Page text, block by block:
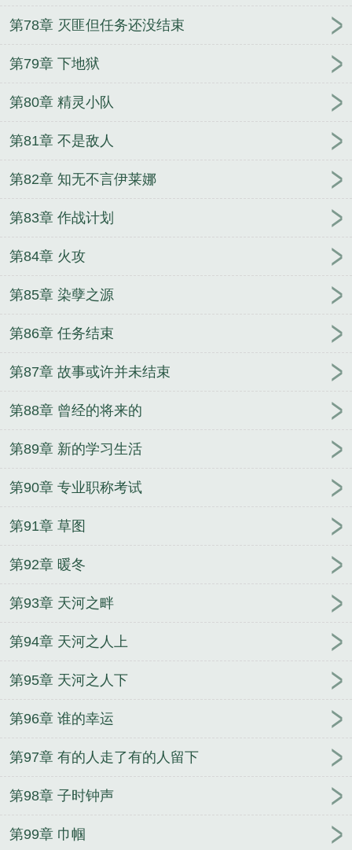
第78章 灭匪但任务还没结束
第79章 下地狱
第80章 精灵小队
第81章 不是敌人
第82章 知无不言伊莱娜
第83章 作战计划
第84章 火攻
第85章 染孽之源
第86章 任务结束
第87章 故事或许并未结束
第88章 曾经的将来的
第89章 新的学习生活
第90章 专业职称考试
第91章 草图
第92章 暖冬
第93章 天河之畔
第94章 天河之人上
第95章 天河之人下
第96章 谁的幸运
第97章 有的人走了有的人留下
第98章 子时钟声
第99章 巾帼